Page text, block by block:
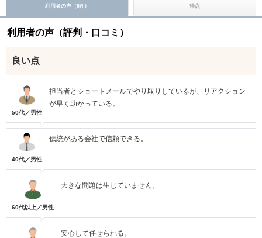
利用者の声（6件） 得点
利用者の声（評判・口コミ）
良い点
50代／男性
担当者とショートメールでやり取りしているが、リアクション
が早く助かっている。
40代／男性
伝統がある会社で信頼できる。
60代以上／男性
大きな問題は生じていません。
安心して任せられる。